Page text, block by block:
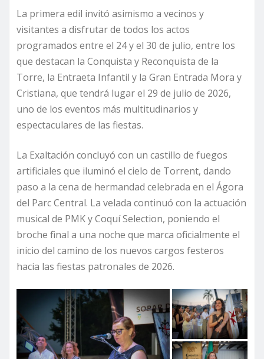
La primera edil invitó asimismo a vecinos y
visitantes a disfrutar de todos los actos
programados entre el 24 y el 30 de julio, entre los
que destacan la Conquista y Reconquista de la
Torre, la Entraeta Infantil y la Gran Entrada Mora y
Cristiana, que tendrá lugar el 29 de julio de 2026,
uno de los eventos más multitudinarios y
espectaculares de las fiestas.
La Exaltación concluyó con un castillo de fuegos
artificiales que iluminó el cielo de Torrent, dando
paso a la cena de hermandad celebrada en el Ágora
del Parc Central. La velada continuó con la actuación
musical de PMK y Coquí Selection, poniendo el
broche final a una noche que marca oficialmente el
inicio del camino de los nuevos cargos festeros
hacia las fiestas patronales de 2026.